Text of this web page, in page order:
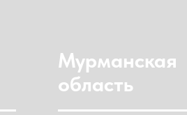
Мурманская
область